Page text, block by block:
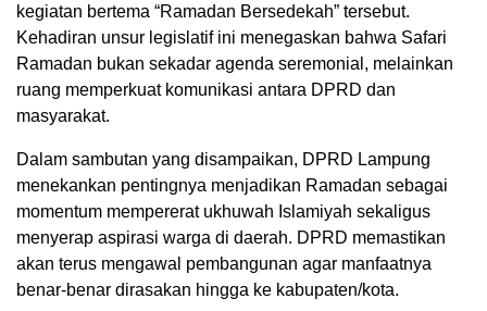
kegiatan bertema “Ramadan Bersedekah” tersebut.
Kehadiran unsur legislatif ini menegaskan bahwa Safari
Ramadan bukan sekadar agenda seremonial, melainkan
ruang memperkuat komunikasi antara DPRD dan
masyarakat.
Dalam sambutan yang disampaikan, DPRD Lampung
menekankan pentingnya menjadikan Ramadan sebagai
momentum mempererat ukhuwah Islamiyah sekaligus
menyerap aspirasi warga di daerah. DPRD memastikan
akan terus mengawal pembangunan agar manfaatnya
benar-benar dirasakan hingga ke kabupaten/kota.